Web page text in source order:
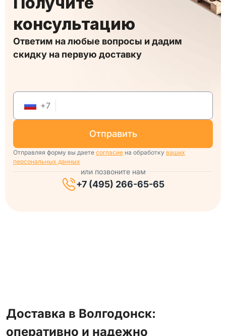
консультацию
Ответим на любые вопросы и дадим
скидку на первую доставку
+7
отправить
Отправляя форму вы даете согласие на обработку ваших
персональных данных
или позвоните нам
+7 (495) 266-65-65
Доставка в Волгодонск:
оперативно и надежно